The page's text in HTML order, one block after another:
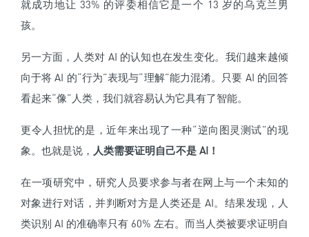
就成功地让 33% 的评委相信它是一个 13 岁的乌克兰男
孩。
另一方面，人类对 AI 的认知也在发生变化。我们越来越倾
向于将 AI 的“行为”表现与“理解”能力混淆。只要 AI 的回答
看起来“像”人类，我们就容易认为它具有了智能。
更令人担忧的是，近年来出现了一种“逆向图灵测试”的现
象。也就是说， 人类需要证明自己不是 AI！
在一项研究中，研究人员要求参与者在网上与一个未知的
对象进行对话，并判断对方是人类还是 AI。结果发现，人
类识别 AI 的准确率只有 60% 左右。而当人类被要求证明自